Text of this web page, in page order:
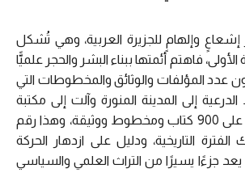
وإلهامٍ للجزيرة العربية، وهي تُشكل
فاهتم أئمتها ببناء البشر والحجر علميًّا
عدد المؤلفات والوثائق والمخطوطات التي
إلى المدينة المنورة وآلت إلى مكتبة
“المحمودية” ما يزيد على 900 كتاب ومخطوط ووثيقة، وهذا رقم
الفترة التاريخية، ودليل على ازدهار الحركة
جزءًا يسيرًا من التراث العلمي والسياسي